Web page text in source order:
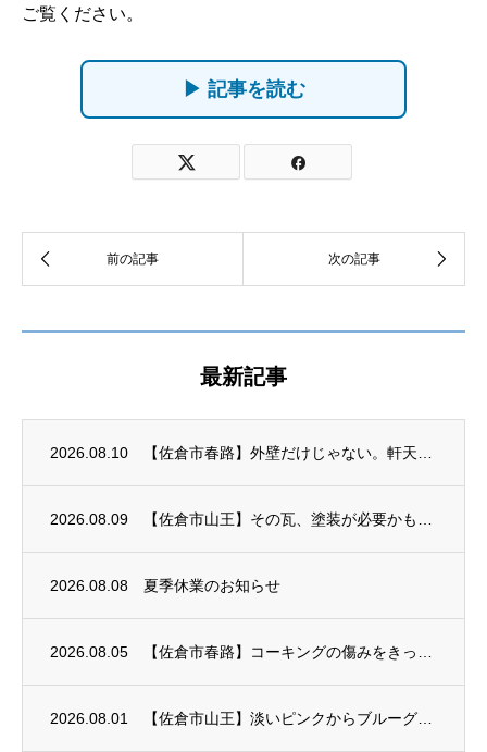
ご覧ください。
▶ 記事を読む
最新記事
2026.08.10
2026.08.09
2026.08.08 夏季休業のお知らせ
2026.08.05
2026.08.01